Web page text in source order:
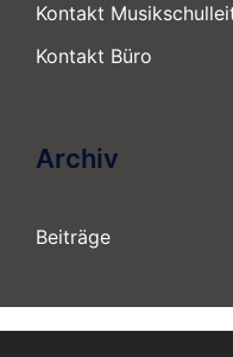
Kontakt
Kontakt Büro
Archiv
Beiträge